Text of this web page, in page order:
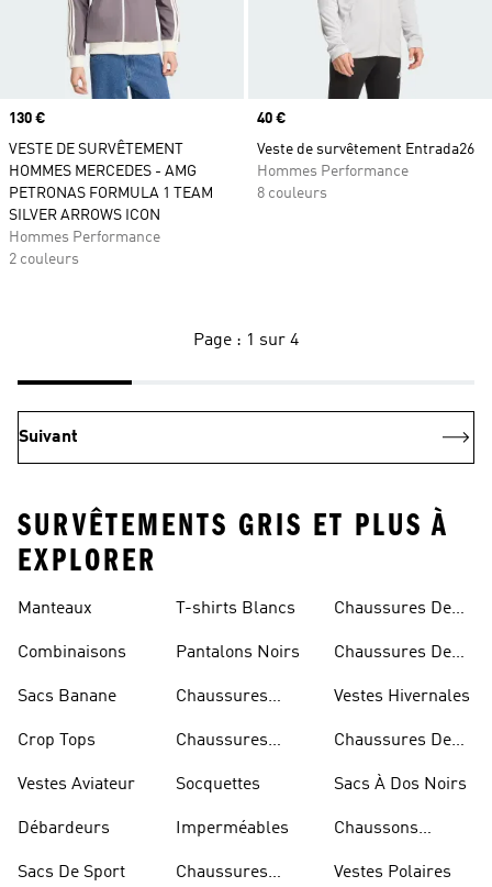
Prix
130 €
VESTE DE SURVÊTEMENT
HOMMES MERCEDES - AMG
PETRONAS FORMULA 1 TEAM
SILVER ARROWS ICON
Hommes Performance
2 couleurs
Prix
40 €
Veste de survêtement Entrada26
Hommes Performance
8 couleurs
Page : 1 sur 4
Suivant
SURVÊTEMENTS GRIS ET PLUS À
EXPLORER
Manteaux
Combinaisons
Sacs Banane
Crop Tops
Vestes Aviateur
Débardeurs
Sacs De Sport
T-shirts Blancs
Pantalons Noirs
Chaussures
Chaussures
Socquettes
Imperméables
Chaussures
Chaussures De
Chaussures De
Vestes Hivernales
Chaussures De
Sacs À Dos Noirs
Chaussons
Vestes Polaires